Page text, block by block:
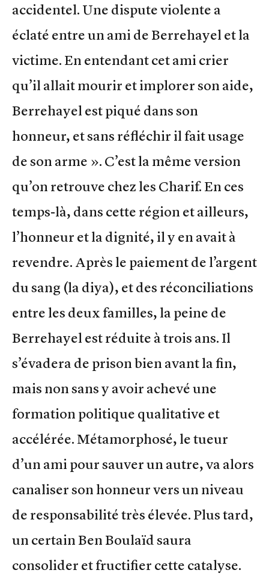
accidentel. Une dispute violente a
éclaté entre un ami de Berrehayel et la
victime. En entendant cet ami crier
qu’il allait mourir et implorer son aide,
Berrehayel est piqué dans son
honneur, et sans réfléchir il fait usage
de son arme ». C’est la même version
qu’on retrouve chez les Charif. En ces
temps-là, dans cette région et ailleurs,
l’honneur et la dignité, il y en avait à
revendre. Après le paiement de l’argent
du sang (la diya), et des réconciliations
entre les deux familles, la peine de
Berrehayel est réduite à trois ans. Il
s’évadera de prison bien avant la fin,
mais non sans y avoir achevé une
formation politique qualitative et
accélérée. Métamorphosé, le tueur
d’un ami pour sauver un autre, va alors
canaliser son honneur vers un niveau
de responsabilité très élevée. Plus tard,
un certain Ben Boulaïd saura
consolider et fructifier cette catalyse.